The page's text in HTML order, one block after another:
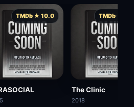
TMDb ★ 10.0 TMDb ★
The Clinic
2018